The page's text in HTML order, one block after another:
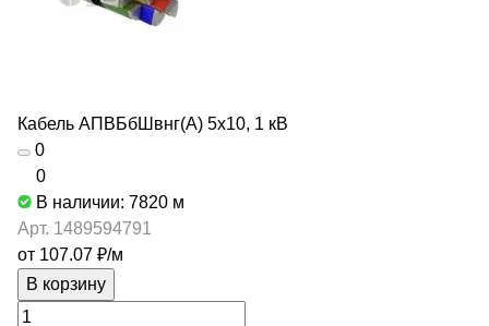
Кабель АПВБбШвнг(А) 5х10, 1 кВ
0
0
В наличии: 7820 м
Арт. 1489594791
от 107.07 ₽/м
В корзину